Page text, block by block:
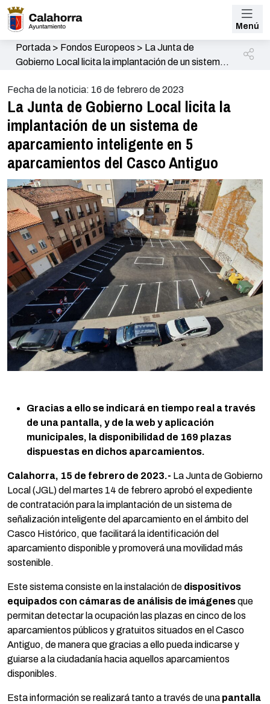
Menú
Portada> Fondos Europeos > La Junta de
Gobierno Local licita la implantación de un sistema
Casco Antiguo
Fecha de la noticia: 16 de febrero de 2023
La Junta de Gobierno Local licita la
implantación de un sistema de
aparcamiento inteligente en 5
aparcamientos del Casco Antiguo
Gracias a ello se indicará en tiempo real a través
de una pantalla, y de la web y aplicación
municipales, la disponibilidad de 169 plazas
dispuestas en dichos aparcamientos.
Calahorra, 15 de febrero de 2023.- La Junta de Gobierno
Local (JGL) del martes 14 de febrero aprobó el expediente
de contratación para la implantación de un sistema de
señalización inteligente del aparcamiento en el ámbito del
Casco Histórico, que facilitará la identificación del
aparcamiento disponible y promoverá una movilidad más
sostenible.
Este sistema consiste en la instalación de dispositivos
equipados con cámaras de análisis de imágenesque
permitan detectar la ocupación las plazas en cinco de los
aparcamientos públicos y gratuitos situados en el Casco
Antiguo, de manera que gracias a ello pueda indicarse y
guiarse a la ciudadanía hacia aquellos aparcamientos
disponibles.
Esta información se realizará tanto a través de una pantalla